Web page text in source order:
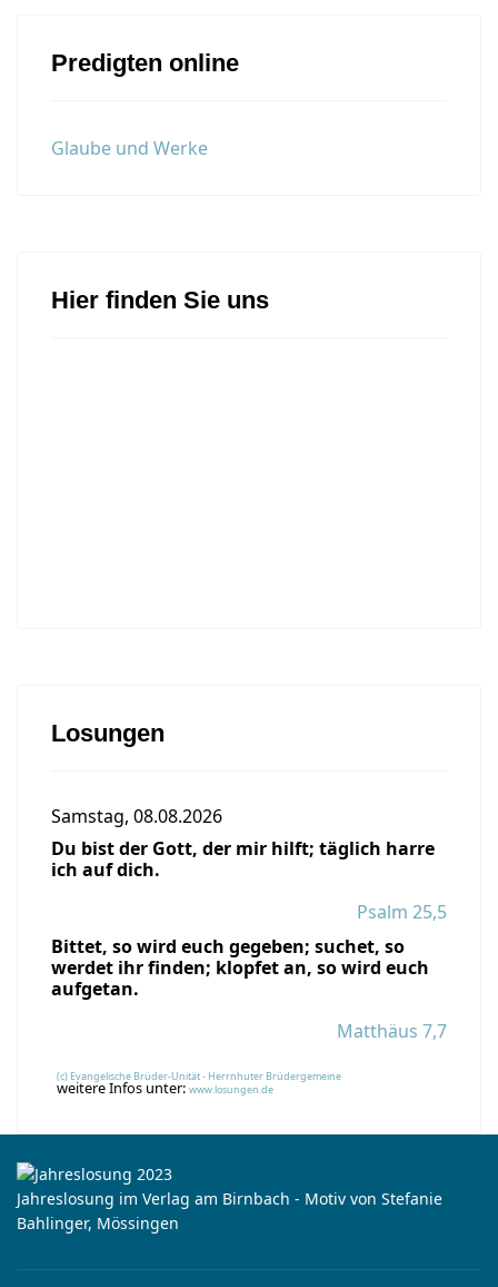
Predigten online
Glaube und Werke
Hier finden Sie uns
Losungen
Samstag, 08.08.2026
Du bist der Gott, der mir hilft; täglich harre
ich auf dich.
Psalm 25,5
Bittet, so wird euch gegeben; suchet, so
werdet ihr finden; klopfet an, so wird euch
aufgetan.
Matthäus 7,7
(c) Evangelische Brüder-Unität - Herrnhuter Brüdergemeine
weitere Infos unter: www.losungen.de
Jahreslosung im Verlag am Birnbach - Motiv von Stefanie
Bahlinger, Mössingen